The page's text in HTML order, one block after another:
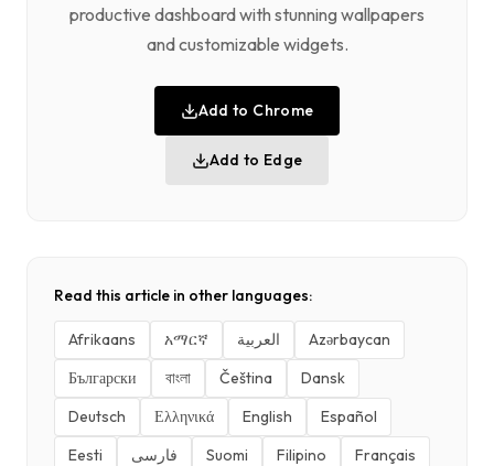
productive dashboard with stunning wallpapers
and customizable widgets.
Add to Chrome
Add to Edge
Read this article in other languages:
Afrikaans አማርኛ العربية
Azərbaycan
Български
বাংলা Čeština
Dansk
Deutsch
Ελληνικά English
Español
Eesti
فارسی Suomi Filipino
Français